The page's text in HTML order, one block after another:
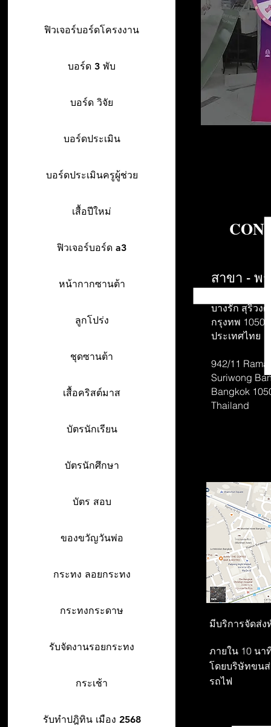
ฟิวเจอร์บอร์ดโครงงาน
บอร์ด 3 พับ
บอร์ด วิจัย
บอร์ดประเมิน
บอร์ดประเมินครูผู้ช่วย
เสื้อปีใหม่
ฟิวเจอร์บอร์ด a3
หน้ากากซานต้า
ลูกโปร่ง
ชุดซานต้า
เสื้อคริสต์มาส
บัตรนักเรียน
บัตรนักศึกษา
บัตร สอบ
ของขวัญวันพ่อ
กระทง ลอยกระทง
กระทงกระดาษ
รับจัดงานรอยกระทง
กระเช้า
รับทำปฎิทิน เมือง 2568
สาขา - พ
บางรัก สุริวงศ์
กรุงทพ 10500
ประเทศไทย
942/11 Rama
Suriwong
Bangkok
Thailand
มีบริการจัดส่ง
ภายใน 10 นา
โดยบริษัทขน
รถไฟ